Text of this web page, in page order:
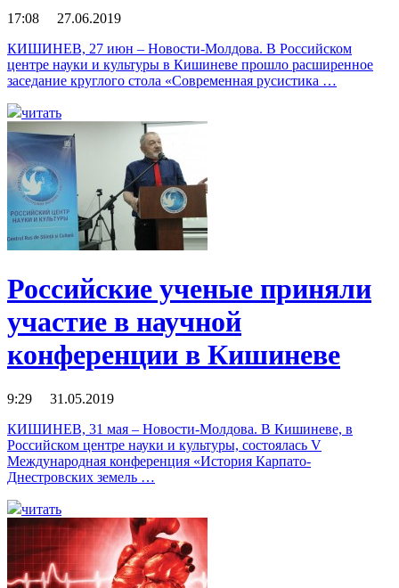
17:08 27.06.2019
КИШИНЕВ, 27 июн – Новости-Молдова. В Российском
центре науки и культуры в Кишиневе прошло расширенное
заседание круглого стола «Современная русистика …
читать
Российские ученые приняли
участие в научной
конференции в Кишиневе
9:29 31.05.2019
КИШИНЕВ, 31 мая – Новости-Молдова. В Кишиневе, в
Российском центре науки и культуры, состоялась V
Международная конференция «История Карпато-
Днестровских земель …
читать